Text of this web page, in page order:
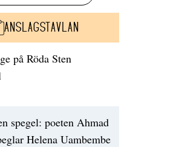
ANSLAGSTAVLAN
på Röda Sten
spegel: poeten Ahmad
Helena Uambembe